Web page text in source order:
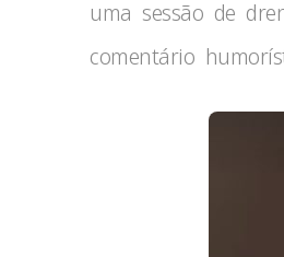
uma sessão de
comentário